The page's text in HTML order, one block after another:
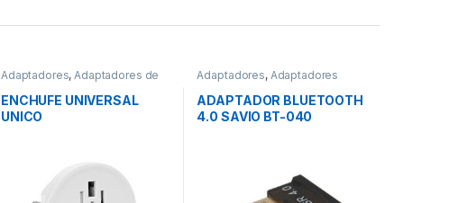
Adaptadores,Adaptadores de
Corriente
Conectividad
ENCHUFE UNIVERSAL
UNICO
Adaptadores, Adaptadores
Bluetooth
Conectividad
ADAPTADOR BLUETOOTH
4.0 SAVIO BT-040